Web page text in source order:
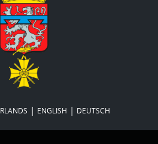
| ENGLISH | DEUTSCH